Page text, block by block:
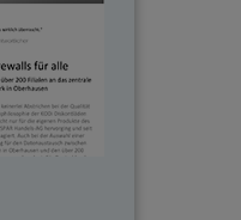
mit keinerlei
einhergehen
der KODi
gilt allerdings
Produkte des…